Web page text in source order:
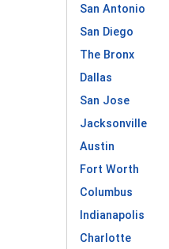
San Antonio
San Diego
The Bronx
Dallas
San Jose
Jacksonville
Austin
Fort Worth
Columbus
Indianapolis
Charlotte